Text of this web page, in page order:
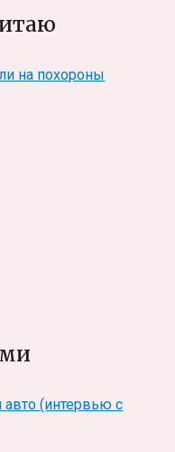
на похороны
авто (интервью с